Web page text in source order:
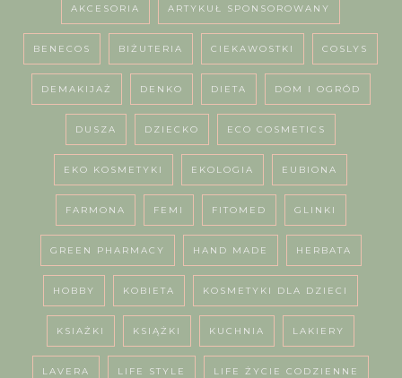
AKCESORIA ARTYKUŁ SPONSOROWANY
BENECOS BIŻUTERIA CIEKAWOSTKI COSLYS
DEMAKIJAŻ DENKO DIETA DOM I OGRÓD
DUSZA DZIECKO ECO COSMETICS
EKO KOSMETYKI EKOLOGIA EUBIONA
FARMONA FEMI FITOMED GLINKI
GREEN PHARMACY HAND MADE HERBATA
HOBBY KOBIETA KOSMETYKI DLA DZIECI
KSIAŻKI KSIĄŻKI KUCHNIA LAKIERY
LAVERA LIFE STYLE LIFE ŻYCIE CODZIENNE